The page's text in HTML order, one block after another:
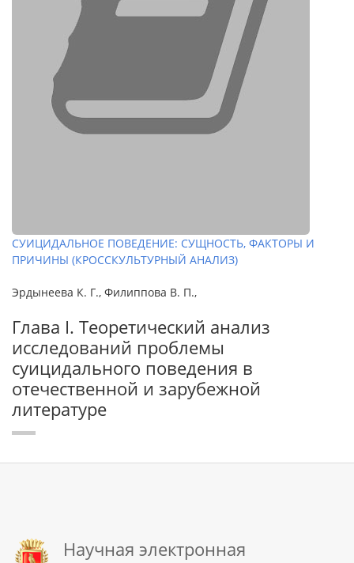
СУИЦИДАЛЬНОЕ ПОВЕДЕНИЕ: СУЩНОСТЬ, ФАКТОРЫ И
ПРИЧИНЫ (КРОССКУЛЬТУРНЫЙ АНАЛИЗ)
Эрдынеева К. Г., Филиппова В. П.,
Глава I. Теоретический анализ
исследований проблемы
суицидального поведения в
отечественной и зарубежной
литературе
Научная электронная